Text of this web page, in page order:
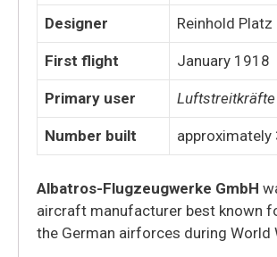
Designer Reinhold Platz
First flight January 1918
Primary user Luftstreitkräfte
Number built approximately
Albatros-Flugzeugwerke GmbH
aircraft manufacturer best known
the German airforces during World